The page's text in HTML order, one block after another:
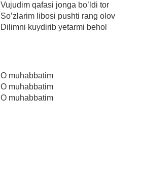
Vujudim qafasi jonga bo’ldi tor
So’zlarim libosi pushti rang olov
Dilimni kuydirib yetarmi behol
O muhabbatim
O muhabbatim
O muhabbatim